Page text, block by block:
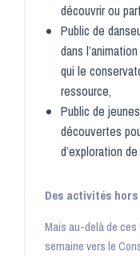
découvrir ou
Public de
dans
qui le
ressource,
Public de
découvertes
d’exploration
Des activités
Mais au-delà de
semaine vers le